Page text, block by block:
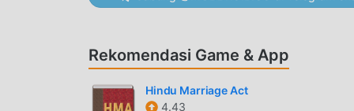
Modern Beach House Sebagai aplikasi
Dibandingkan dengan tradisional life aplikasi,
fungsi yang lebih kuat. Anda hanya perlu
Rekomendasi Game & App
Hindu Marriage Act
4.43